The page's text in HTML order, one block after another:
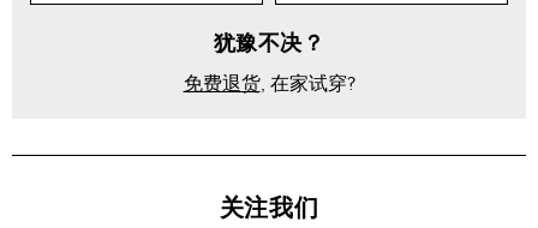
犹豫不决？
免费退货, 在家试穿?
关注我们